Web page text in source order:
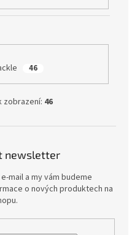
46
zobrazení: 46
newsletter
mail a my vám budeme
o nových produktech na